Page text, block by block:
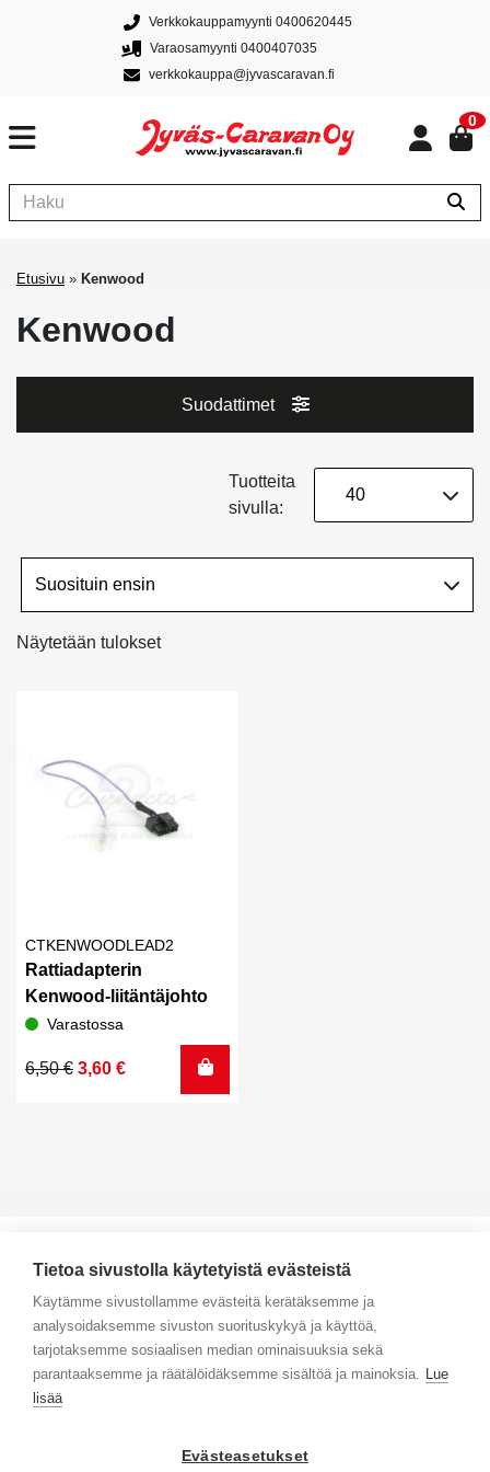
Verkkokauppamyynti 0400620445
Varaosamyynti 0400407035
verkkokauppa@jyvascaravan.fi
0
Etusivu » Kenwood
Kenwood
Suodattimet
Näytetään tulokset
Tuotteita
sivulla:
CTKENWOODLEAD2
Rattiadapterin
Kenwood-liitäntäjohto
Varastossa
6,50€
Alkuperäinen
3,60 €
Nykyinen
Yhteystiedot
Selaa tuotteita
Tietoa sivustolla käytetyistä evästeistä
Käytämme sivustollamme evästeitä kerätäksemme ja
analysoidaksemme sivuston suorituskykyä ja käyttöä,
tarjotaksemme sosiaalisen median ominaisuuksia sekä
parantaaksemme ja räätälöidäksemme sisältöä ja mainoksia. Lue
lisää
Evästeasetukset